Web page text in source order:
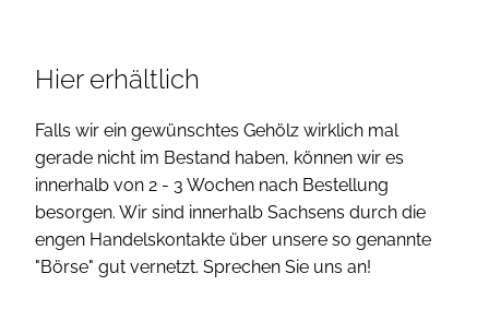
Hier erhältlich
Falls wir ein gewünschtes Gehölz wirklich mal
gerade nicht im Bestand haben, können wir es
innerhalb von 2 - 3 Wochen nach Bestellung
besorgen. Wir sind innerhalb Sachsens durch die
engen Handelskontakte über unsere so genannte
"Börse" gut vernetzt. Sprechen Sie uns an!